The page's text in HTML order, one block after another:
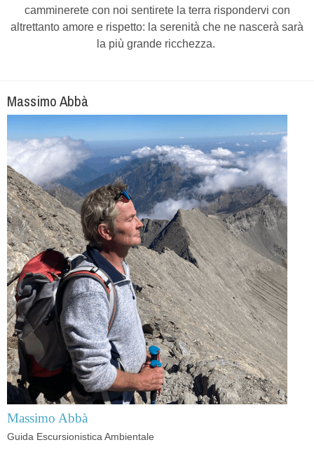
camminerete con noi sentirete la terra rispondervi con
altrettanto amore e rispetto: la serenità che ne nascerà sarà
la più grande ricchezza.
Massimo Abbà
Massimo Abbà
Guida Escursionistica Ambientale